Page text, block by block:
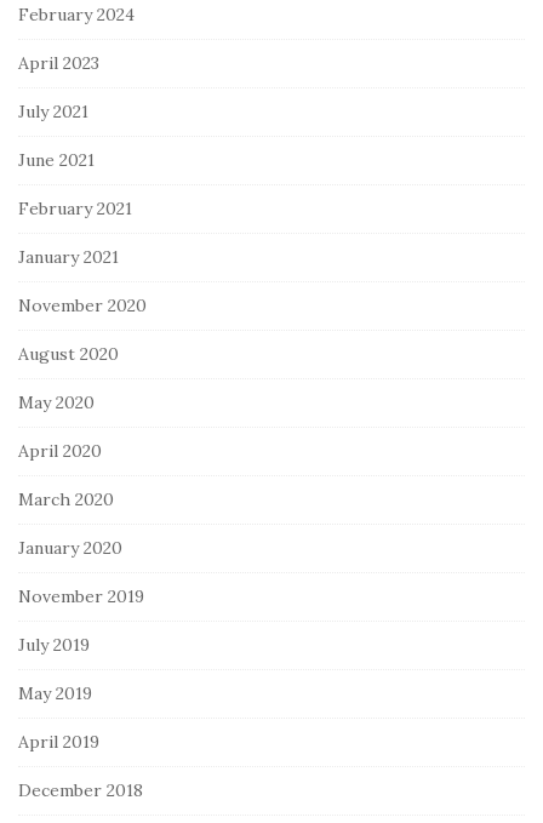
February 2024
April 2023
July 2021
June 2021
February 2021
January 2021
November 2020
August 2020
May 2020
April 2020
March 2020
January 2020
November 2019
July 2019
May 2019
April 2019
December 2018